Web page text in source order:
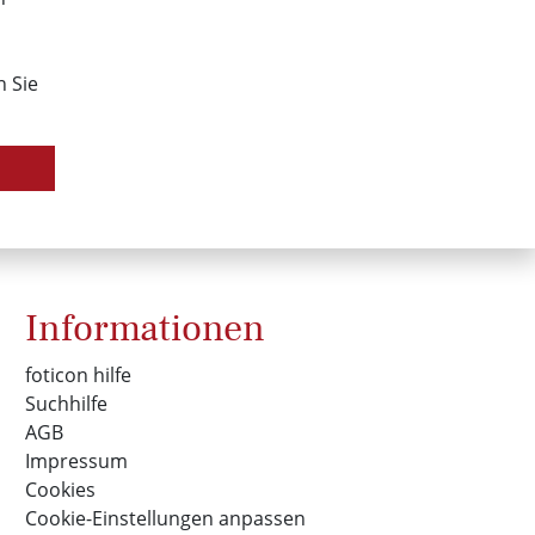
Sie
Informationen
foticon hilfe
Suchhilfe
AGB
Impressum
Cookies
Cookie-Einstellungen anpassen